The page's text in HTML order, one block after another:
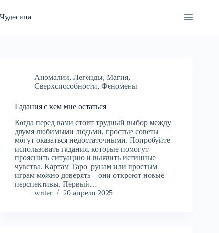
к
сути
Чудесица
Аномалии, Легенды, Магия,
Сверхспособности, Феномены
Гадания с кем мне остаться
Когда перед вами стоит трудный выбор между
двумя любимыми людьми, простые советы
могут оказаться недостаточными. Попробуйте
использовать гадания, которые помогут
прояснить ситуацию и выявить истинные
чувства. Картам Таро, рунам или простым
играм можно доверять – они откроют новые
перспективы. Первый…
writer
20 апреля 2025